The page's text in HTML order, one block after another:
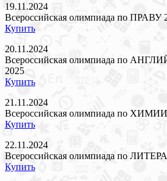
19.11.2024
Всероссийская олимпиада по ПРАВУ
Купить
20.11.2024
Всероссийская олимпиада по
2025
Купить
21.11.2024
Всероссийская олимпиада по
Купить
22.11.2024
Всероссийская олимпиада по
Купить